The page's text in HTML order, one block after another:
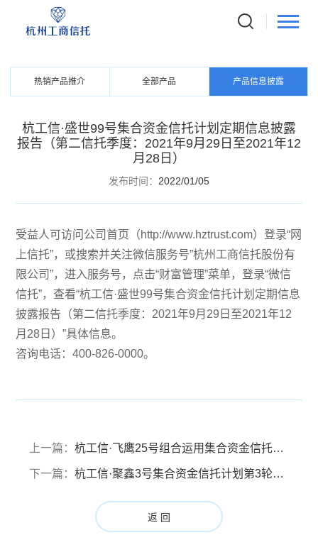
信托产品
热销产品推介 全部产品 产品信息披露
杭工信·盛世99号集合资金信托计划定期信息披露
报告（第二信托季度：2021年9月29日至2021年12
月28日）
发布时间： 2022/01/05
受益人可访问公司首页（http://www.hztrust.com）登录“网
上信托”，或搜索并关注微信服务号”杭州工商信托股份有
限公司”，进入服务号，点击“财富管理”菜单，登录“微信
信托”，查看“杭工信·盛世99号集合资金信托计划定期信息
披露报告（第二信托季度：2021年9月29日至2021年12
月28日）”具体信息。
咨询电话：400-826-0000。
上一篇： 杭工信·飞鹰25号组合运用集合资金信托计划信息披露报告（第十信托季度：2021年9月28日至2021年12月27日）
下一篇： 杭工信·聚鑫3号集合资金信托计划第3轮成立公告
返 回